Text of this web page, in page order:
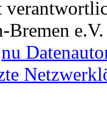
Bremen e.V.
nu